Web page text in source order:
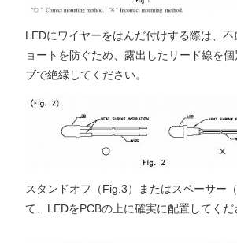
LEDにワイヤーをはんだ付けする際は、
ョートを防ぐため、露出したリード線を
ブで絶縁してください。
スタンドオフ（Fig.3）またはスペーサー
て、LEDをPCBの上に確実に配置してくだ